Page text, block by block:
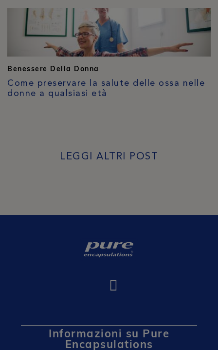
Benessere Della Donna
Come preservare la salute delle ossa nelle
donne a qualsiasi età
LEGGI ALTRI POST
Informazioni su Pure
Encapsulations